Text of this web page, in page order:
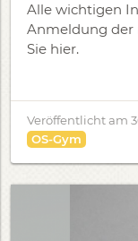
Alle wichtigen
Anmeldung der
Sie hier.
Veröffentlicht am
OS-Gym